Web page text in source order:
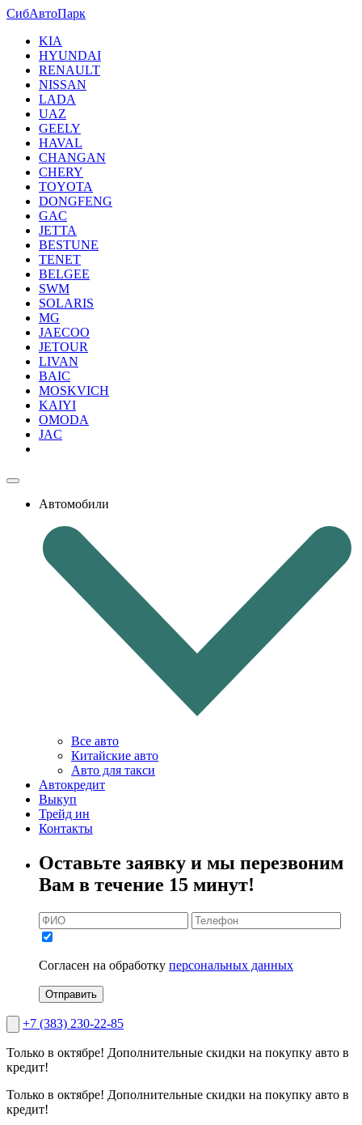
СибАвтоПарк
KIA
HYUNDAI
RENAULT
NISSAN
LADA
UAZ
GEELY
HAVAL
CHANGAN
CHERY
TOYOTA
DONGFENG
GAC
JETTA
BESTUNE
TENET
BELGEE
SWM
SOLARIS
MG
JAECOO
JETOUR
LIVAN
BAIC
MOSKVICH
KAIYI
OMODA
JAC
Автомобили
Все авто
Китайские авто
Авто для такси
Автокредит
Выкуп
Трейд ин
Контакты
Оставьте заявку и мы перезвоним
Вам в течение 15 минут!
Согласен на обработку персональных данных
Отправить
+7 (383) 230-22-85
Только в октябре! Дополнительные скидки на покупку авто в
кредит!
Только в октябре! Дополнительные скидки на покупку авто в
кредит!